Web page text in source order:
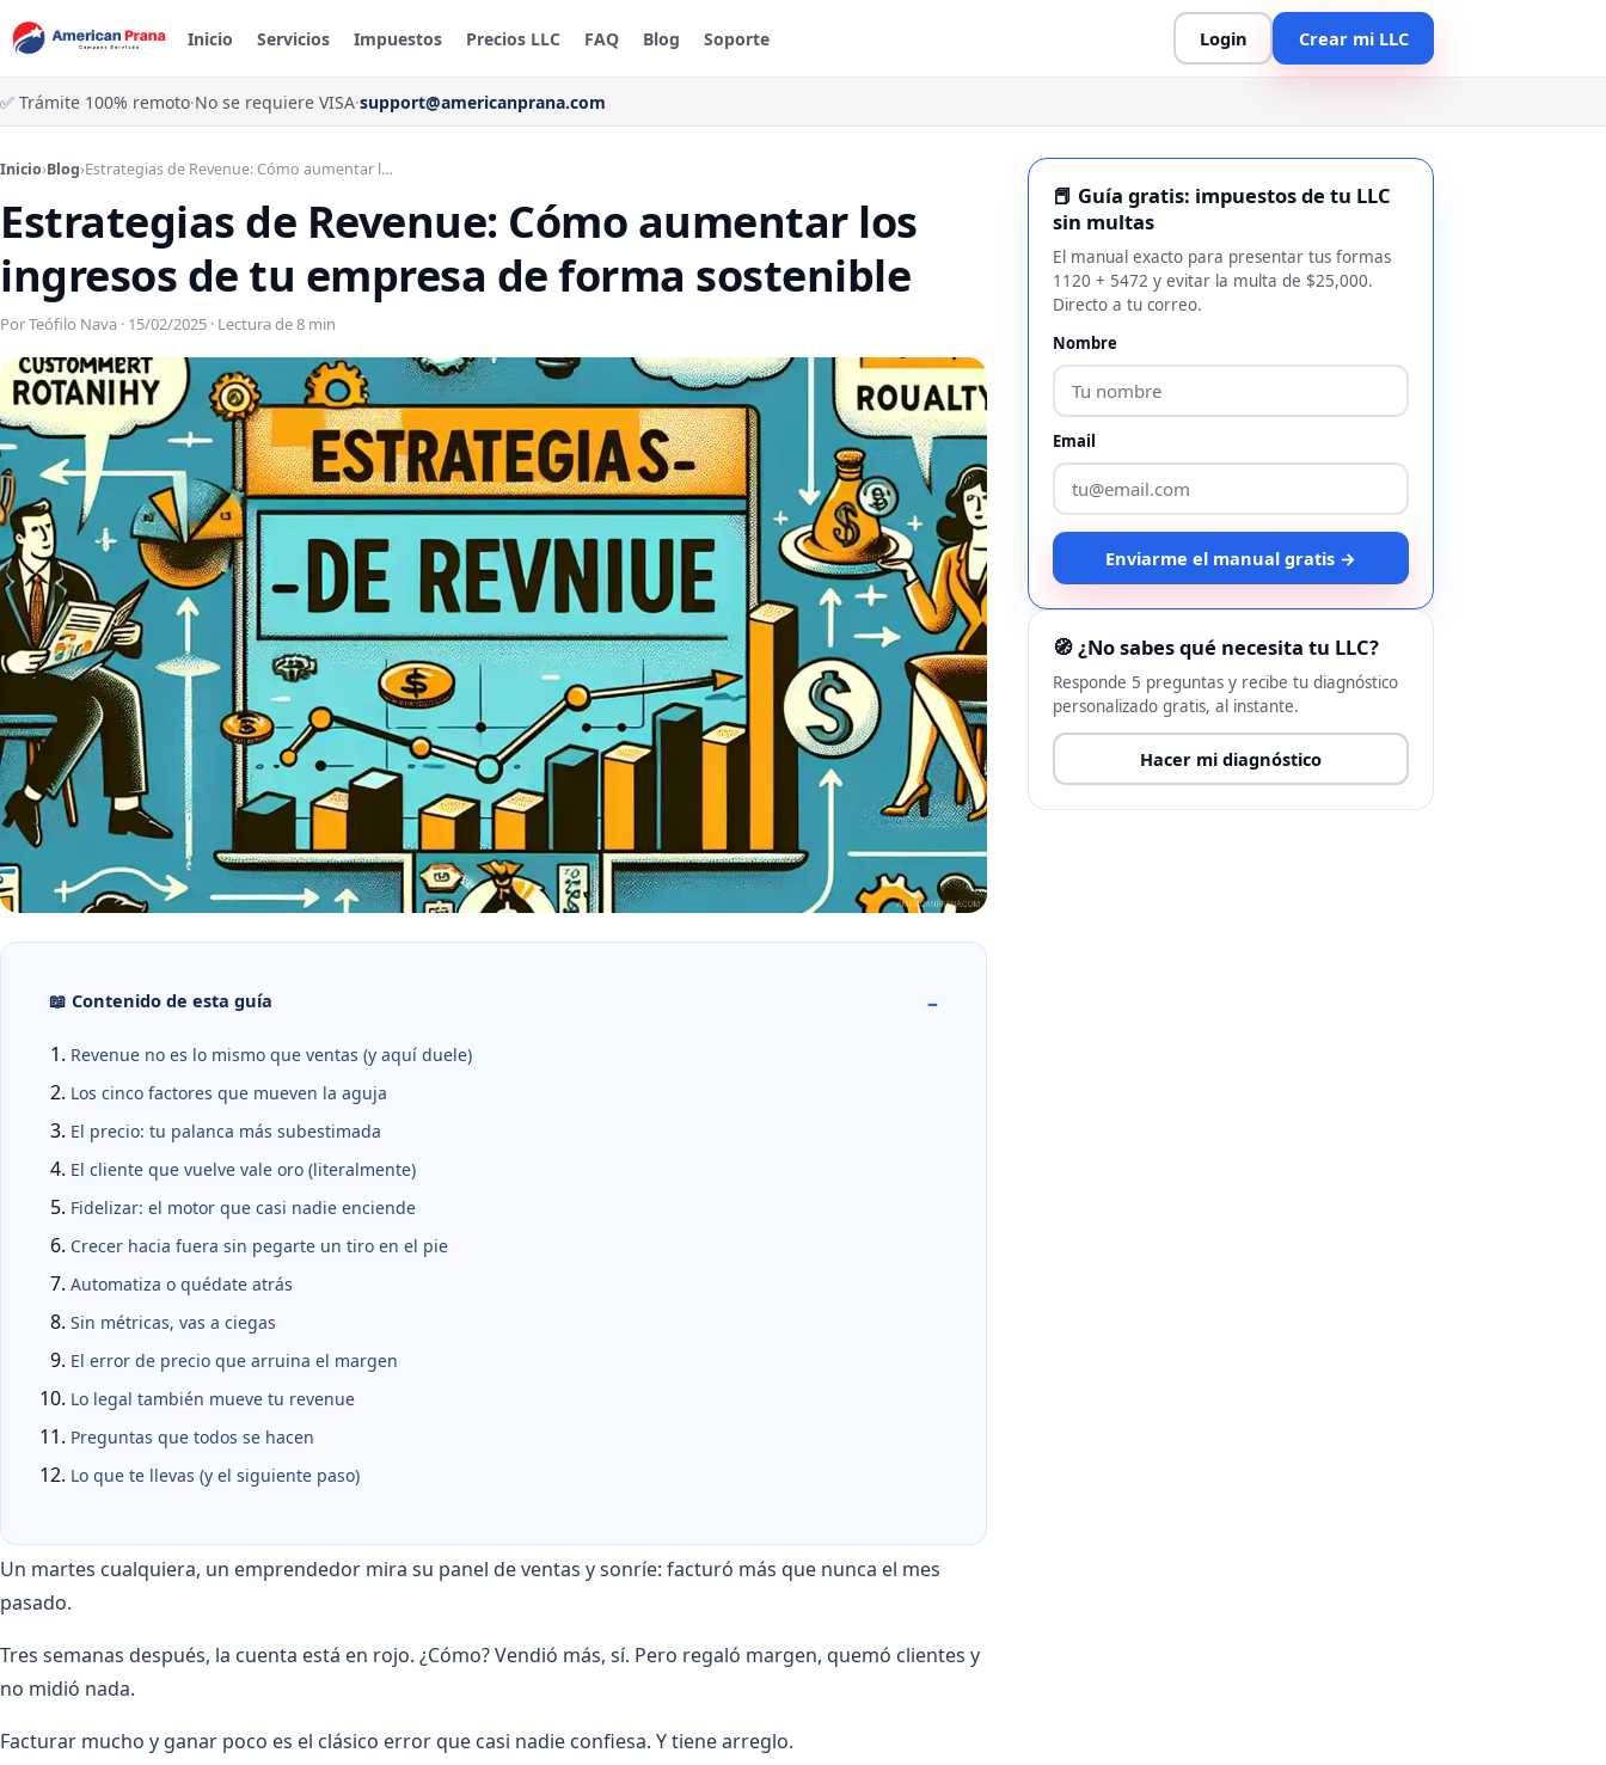
Inicio Servicios Impuestos Precios LLC FAQ Blog Soporte Login Crear mi LLC
✅ Trámite 100% remoto·No se requiere VISA·support@americanprana.com
Inicio›Blog›Estrategias de Revenue: Cómo aumentar l…
Estrategias de Revenue: Cómo aumentar los
ingresos de tu empresa de forma sostenible
Por Teófilo Nava · 15/02/2025 · Lectura de 8 min
📖 Contenido de esta guía
Revenue no es lo mismo que ventas (y aquí duele)
Los cinco factores que mueven la aguja
El precio: tu palanca más subestimada
El cliente que vuelve vale oro (literalmente)
Fidelizar: el motor que casi nadie enciende
Crecer hacia fuera sin pegarte un tiro en el pie
Automatiza o quédate atrás
Sin métricas, vas a ciegas
El error de precio que arruina el margen
Lo legal también mueve tu revenue
Preguntas que todos se hacen
Lo que te llevas (y el siguiente paso)
Un martes cualquiera, un emprendedor mira su panel de ventas y sonríe: facturó más que nunca el mes
pasado.
Tres semanas después, la cuenta está en rojo. ¿Cómo? Vendió más, sí. Pero regaló margen, quemó clientes y
no midió nada.
Facturar mucho y ganar poco es el clásico error que casi nadie confiesa. Y tiene arreglo.
📕 Guía gratis: impuestos de tu LLC
sin multas
El manual exacto para presentar tus formas
1120 + 5472 y evitar la multa de $25,000.
Directo a tu correo.
Nombre
Email
Enviarme el manual gratis →
🧭 ¿No sabes qué necesita tu LLC?
Responde 5 preguntas y recibe tu diagnóstico
personalizado gratis, al instante.
Hacer mi diagnóstico